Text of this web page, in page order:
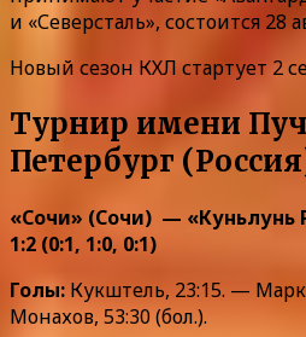
и «Северсталь», состоится 28
Новый сезон КХЛ стартует 2
Турнир имени
Петербург
«Сочи» (Сочи) —
1:2 (0:1, 1:0, 0:1)
Голы: Кукштель, 23:15. —
Монахов, 53:30 (бол.).